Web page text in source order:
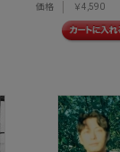
価格
￥4,590